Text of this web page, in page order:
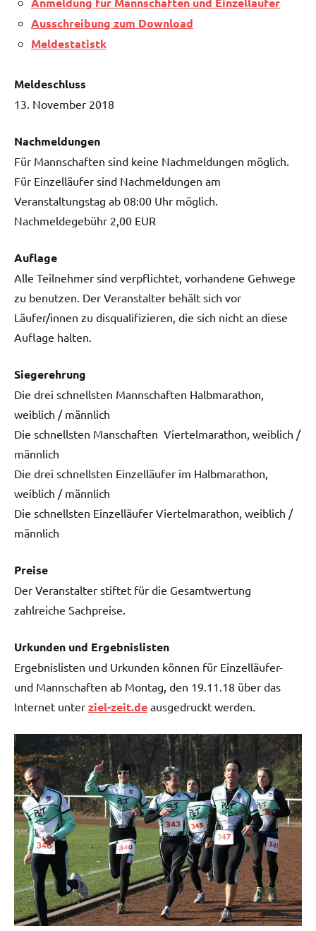
Ausschreibung zum Download
Meldestatistk
Meldeschluss
13. November 2018
Nachmeldungen
Für Mannschaften sind keine Nachmeldungen möglich.
Für Einzelläufer sind Nachmeldungen am
Veranstaltungstag ab 08:00 Uhr möglich.
Nachmeldegebühr 2,00 EUR
Auflage
Alle Teilnehmer sind verpflichtet, vorhandene Gehwege
zu benutzen. Der Veranstalter behält sich vor
Läufer/innen zu disqualifizieren, die sich nicht an diese
Auflage halten.
Siegerehrung
Die drei schnellsten Mannschaften Halbmarathon,
weiblich / männlich
Die schnellsten Manschaften Viertelmarathon, weiblich /
männlich
Die drei schnellsten Einzelläufer im Halbmarathon,
weiblich / männlich
Die schnellsten Einzelläufer Viertelmarathon, weiblich /
männlich
Preise
Der Veranstalter stiftet für die Gesamtwertung
zahlreiche Sachpreise.
Urkunden und Ergebnislisten
Ergebnislisten und Urkunden können für Einzelläufer-
und Mannschaften ab Montag, den 19.11.18 über das
Internet unter ziel-zeit.de ausgedruckt werden.